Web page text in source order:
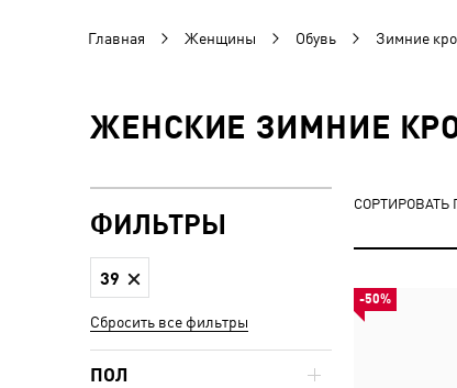
Главная Женщины Обувь Зимние
ЖЕНСКИЕ ЗИМНИЕ
СОРТИРОВАТЬ
-50%
ФИЛЬТРЫ
39
Сбросить все фильтры
ПОЛ